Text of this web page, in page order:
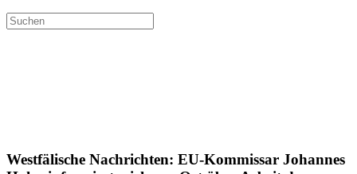
Westfälische Nachrichten: EU-Kommissar Johannes